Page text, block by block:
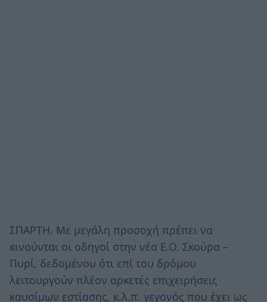
ΣΠΑΡΤΗ. Mε μεγάλη προσοχή πρέπει να
κινούνται οι οδηγοί στην νέα Ε.Ο. Σκούρα –
Πυρί, δεδομένου ότι επί του δρόμου
λειτουργούν πλέον αρκετές επιχειρήσεις
καυσίμων εστίασης, κ.λ.π. γεγονός που έχει ως